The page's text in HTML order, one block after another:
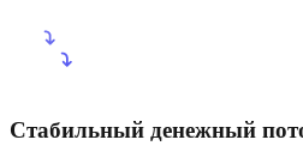
Стабильный денежный